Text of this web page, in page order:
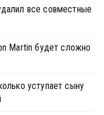
все совместные
Martin будет сложно
уступает сыну